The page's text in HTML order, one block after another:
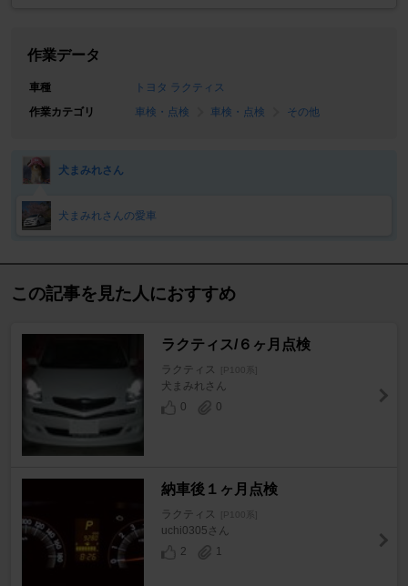
作業データ
車種
トヨタ ラクティス
作業カテゴリ
車検・点検 車検・点検 その他
犬まみれさん
犬まみれさんの愛車
この記事を見た人におすすめ
ラクティス/６ヶ月点検
ラクティス [P100系]
犬まみれさん
0
0
納車後１ヶ月点検
ラクティス [P100系]
uchi0305さん
2
1